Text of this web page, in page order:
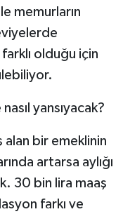
memurların
olduğu için
yansıyacak?
bir emeklinin
artarsa aylığı
30 bin lira maaş
farkı ve